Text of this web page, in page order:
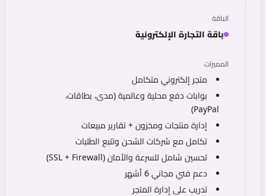
باقة التجارة الإلكترونية
متجر إلكتروني متكامل
بوابات دفع محلية وعالمية (مدى، بطاقات،
PayPal)
إدارة منتجات ومخزون + تقارير مبيعات
تكامل مع شركات الشحن وتتبع الطلبات
تحسين شامل للسرعة والأمان (SSL + Firewall)
دعم فني مجاني 6 أشهر
تدريب على إدارة المتجر